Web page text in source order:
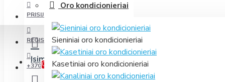
Įsimintini Jūsų prekių sąrašas
0
Oro kondicionieriai
Sieniniai oro kondicionieriai
Kasetiniai oro kondicionieriai
PRISIJUNGTI
REGISTRUOTIS
+370 631 61866